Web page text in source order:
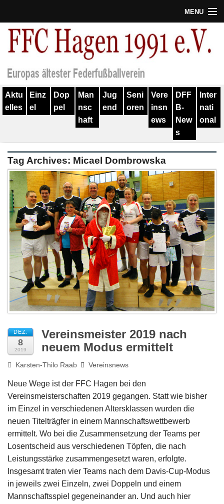
MENU
Termine
Verein
Geschichte
Training
Spieler
Kontakt
Links
Impressum
Aktu
elles
Einz
el
Dop
pel
Man
nsc
haft
Jug
end
Seni
oren
Vere
insn
ews
DFF
B-
New
s
Inter
nati
onal
Tag Archives: Micael Dombrowska
DEZ.
8
2019
Vereinsmeister 2019 nach
neuem Modus ermittelt
Karsten-Thilo Raab Vereinsnews
Neue Wege ist der FFC Hagen bei den
Vereinsmeisterschaften 2019 gegangen. Statt wie bisher
im Einzel in verschiedenen Altersklassen wurden die
neuen Titelträgfer in einem Mannschaftswettbewerb
ermittelt. Wo bei die Zusammensetzung der Teams per
Losentscheid aus verschiedenen Töpfen, die nach
Leistungsstärke zusammengesetzt waren, erfolgte.
Insgesamt traten vier Teams nach dem Davis-Cup-Modus
in jeweils zwei Einzeln, zwei Doppeln und einem
Mannschaftsspiel gegeneinander an. Und auch hier